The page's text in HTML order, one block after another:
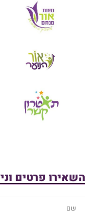
השאירו פרטים